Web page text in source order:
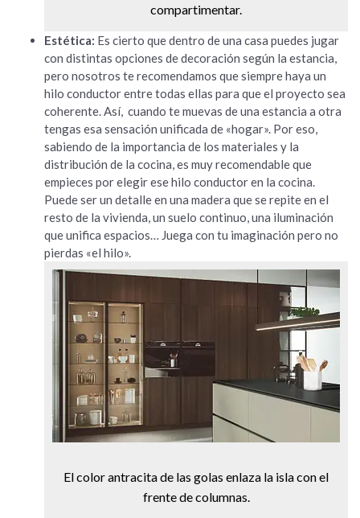
compartimentar.
Estética: Es cierto que dentro de una casa puedes jugar
con distintas opciones de decoración según la estancia,
pero nosotros te recomendamos que siempre haya un
hilo conductor entre todas ellas para que el proyecto sea
coherente. Así, cuando te muevas de una estancia a otra
tengas esa sensación unificada de «hogar». Por eso,
sabiendo de la importancia de los materiales y la
distribución de la cocina, es muy recomendable que
empieces por elegir ese hilo conductor en la cocina.
Puede ser un detalle en una madera que se repite en el
resto de la vivienda, un suelo continuo, una iluminación
que unifica espacios… Juega con tu imaginación pero no
pierdas «el hilo».
El color antracita de las golas enlaza la isla con el
frente de columnas.